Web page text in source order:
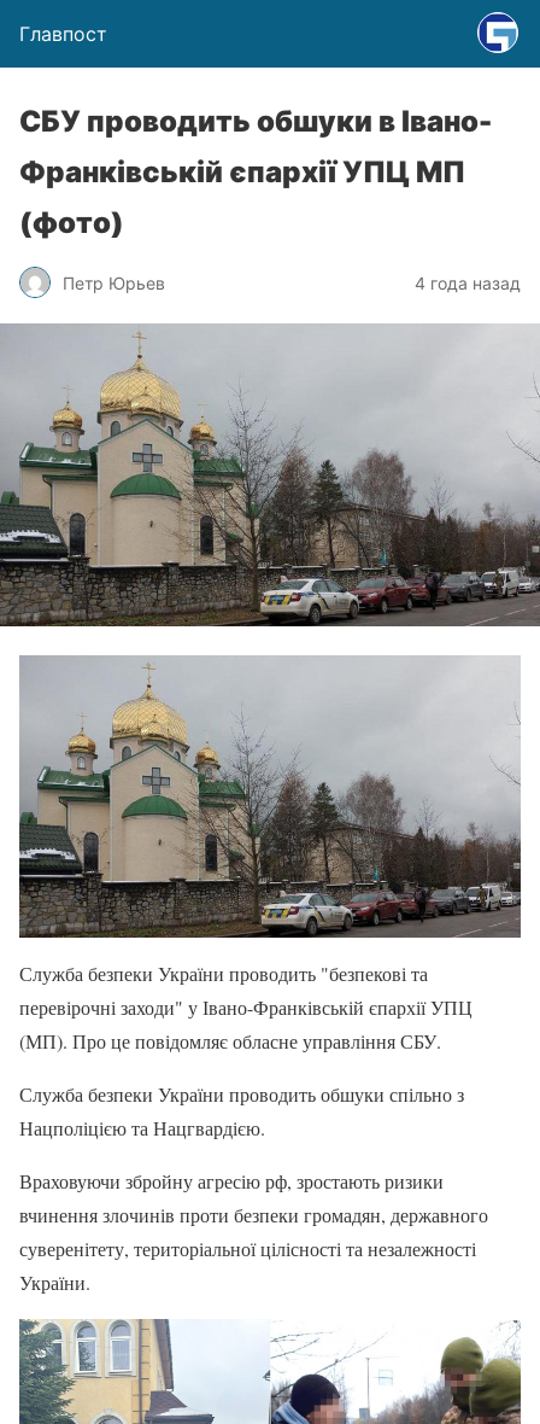
Главпост
СБУ проводить обшуки в Івано-
Франківській єпархії УПЦ МП
(фото)
Петр Юрьев 4 года назад
Служба безпеки України проводить "безпекові та
перевірочні заходи" у Івано-Франківській єпархії УПЦ
(МП). Про це повідомляє обласне управління СБУ.
Служба безпеки України проводить обшуки спільно з
Нацполіцією та Нацгвардією.
Враховуючи збройну агресію рф, зростають ризики
вчинення злочинів проти безпеки громадян, державного
суверенітету, територіальної цілісності та незалежності
України.